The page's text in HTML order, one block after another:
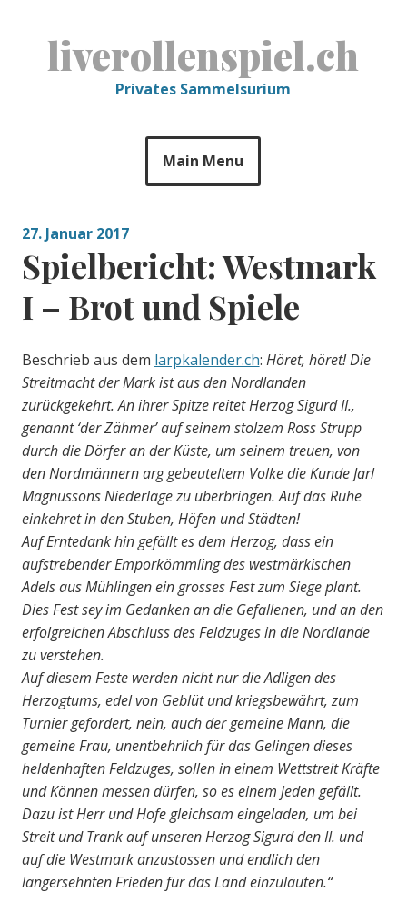
liverollenspiel.ch
Privates Sammelsurium
Main Menu
27. Januar 2017
Spielbericht: Westmark
I – Brot und Spiele
Beschrieb aus dem larpkalender.ch: Höret, höret! Die
Streitmacht der Mark ist aus den Nordlanden
zurückgekehrt. An ihrer Spitze reitet Herzog Sigurd II.,
genannt ‘der Zähmer’ auf seinem stolzem Ross Strupp
durch die Dörfer an der Küste, um seinem treuen, von
den Nordmännern arg gebeuteltem Volke die Kunde Jarl
Magnussons Niederlage zu überbringen. Auf das Ruhe
einkehret in den Stuben, Höfen und Städten!
Auf Erntedank hin gefällt es dem Herzog, dass ein
aufstrebender Emporkömmling des westmärkischen
Adels aus Mühlingen ein grosses Fest zum Siege plant.
Dies Fest sey im Gedanken an die Gefallenen, und an den
erfolgreichen Abschluss des Feldzuges in die Nordlande
zu verstehen.
Auf diesem Feste werden nicht nur die Adligen des
Herzogtums, edel von Geblüt und kriegsbewährt, zum
Turnier gefordert, nein, auch der gemeine Mann, die
gemeine Frau, unentbehrlich für das Gelingen dieses
heldenhaften Feldzuges, sollen in einem Wettstreit Kräfte
und Können messen dürfen, so es einem jeden gefällt.
Dazu ist Herr und Hofe gleichsam eingeladen, um bei
Streit und Trank auf unseren Herzog Sigurd den II. und
auf die Westmark anzustossen und endlich den
langersehnten Frieden für das Land einzuläuten.“